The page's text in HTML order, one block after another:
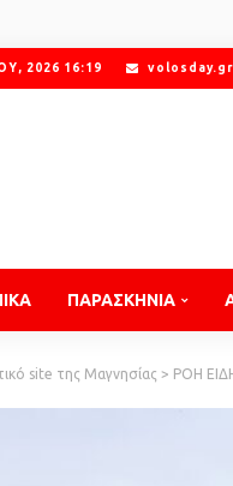
2026 16:19
ΠΑΡΑΣΚΗΝΙΑ
site της Μαγνησίας > ΡΟΗ